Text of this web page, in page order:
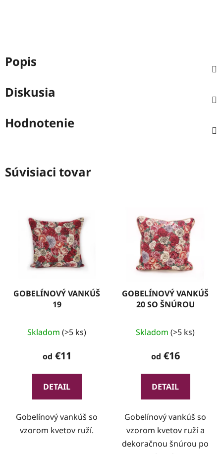
Popis
Diskusia
Hodnotenie
Súvisiaci tovar
GOBELÍNOVÝ VANKÚŠ
19
Skladom (>5 ks)
od €11
DETAIL
Gobelínový vankúš so
vzorom kvetov ruží.
GOBELÍNOVÝ VANKÚŠ
20 SO ŠNÚROU
Skladom (>5 ks)
od €16
DETAIL
Gobelínový vankúš so
vzorom kvetov ruží a
dekoračnou šnúrou po